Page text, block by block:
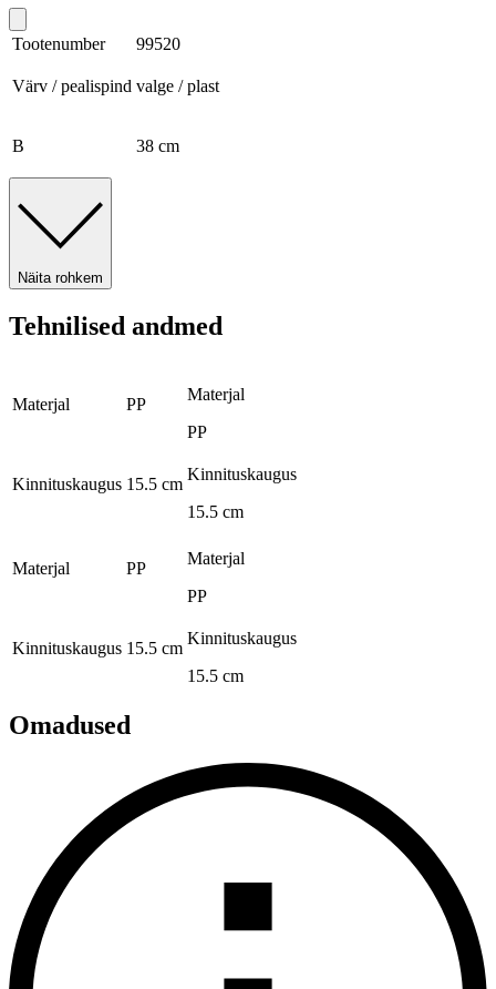
Tootenumber 99520
Värv / pealispind valge / plast
B 38 cm
Näita rohkem
Tehnilised andmed
Materjal PP
Materjal
PP
Kinnituskaugus 15.5 cm
Kinnituskaugus
15.5 cm
Materjal PP
Materjal
PP
Kinnituskaugus 15.5 cm
Kinnituskaugus
15.5 cm
Omadused